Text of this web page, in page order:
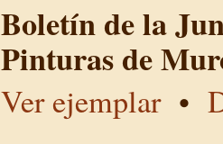
Boletín de la
Pinturas de
Ver ejemplar•